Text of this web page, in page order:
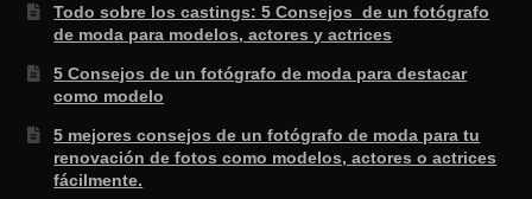
Todo sobre los castings: 5 Consejos de un fotógrafo
de moda para modelos, actores y actrices
5 Consejos de un fotógrafo de moda para destacar
como modelo
5 mejores consejos de un fotógrafo de moda para tu
renovación de fotos como modelos, actores o actrices
fácilmente.